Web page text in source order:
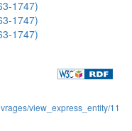
1747)
1747)
1747)
view_express_entity/11